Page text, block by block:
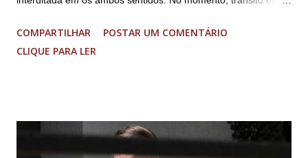
Imagens @transitofernaodias *Por Sebastião Filho
COMPARTILHAR
POSTAR UM COMENTÁRIO
CLIQUE PARA LER